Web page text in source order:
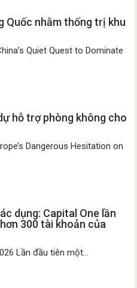
Quốc nhằm thống trị khu
Quiet Quest to Dominate
hỗ trợ phòng không cho
Dangerous Hesitation on
dụng: Capital One lần
300 tài khoản của
Lần đầu tiên một...